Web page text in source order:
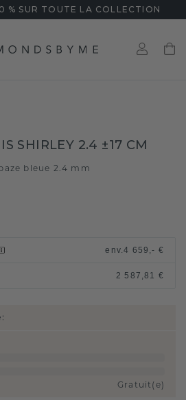
% SUR TOUTE LA COLLECTION
SHIRLEY 2.4 ±17 CM
bleue 2.4 mm
env.4 659,- €
2 587,81 €
Gratuit(e)